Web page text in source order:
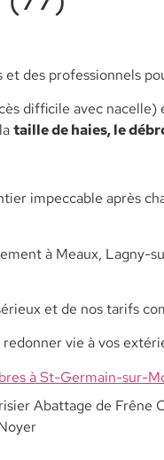
et des professionnels
difficile avec nacelle)
taille de haies, le
impeccable après
à Meaux,
et de nos tarifs
redonner vie à vos
à St-Germain-sur-
Abattage de Frêne